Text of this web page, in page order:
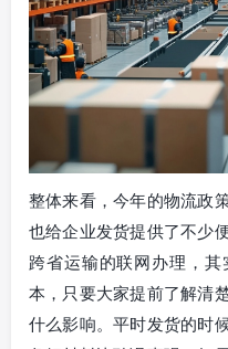
整体来看，今年的物流政
也给企业发货提供了不少
跨省运输的联网办理，
本，只要大家提前了解清
什么影响。平时发货的时